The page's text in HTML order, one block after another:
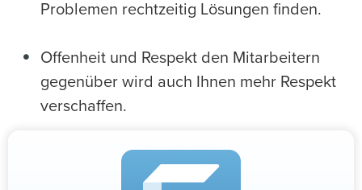
Problemen rechtzeitig Lösungen finden.
Offenheit und Respekt den Mitarbeitern
gegenüber wird auch Ihnen mehr Respekt
verschaffen.